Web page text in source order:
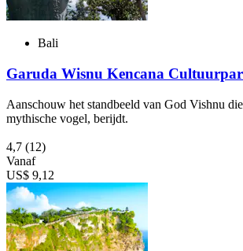
Bali
Garuda Wisnu Kencana
Aanschouw het standbeeld van God Vishnu
mythische vogel, berijdt.
4,7 (12)
Vanaf
US$ 9,12